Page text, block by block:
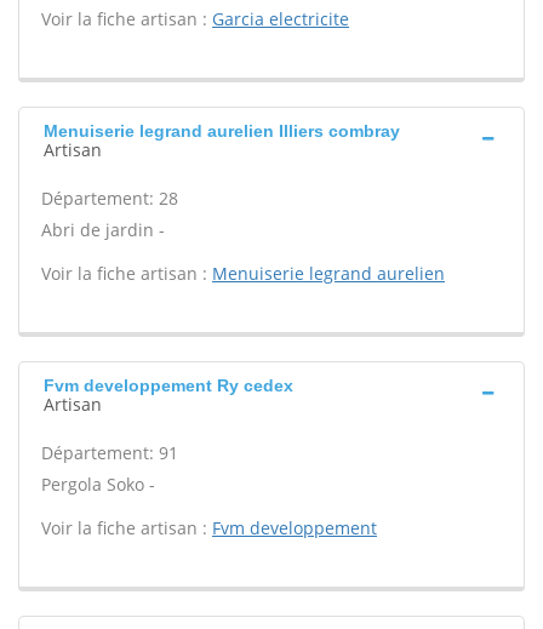
Voir la fiche artisan : Garcia electricite
Menuiserie legrand aurelien Illiers combray
Artisan
Département: 28
Abri de jardin -
Voir la fiche artisan : Menuiserie legrand aurelien
Fvm developpement Ry cedex
Artisan
Département: 91
Pergola Soko -
Voir la fiche artisan : Fvm developpement